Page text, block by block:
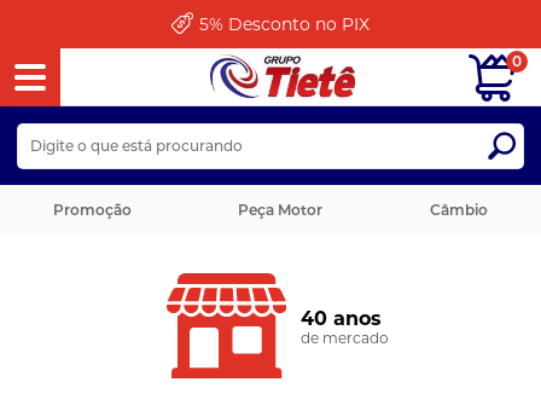
5% Desconto no PIX
Promoção Peça Motor Câmbio
0
40 anos
de mercado